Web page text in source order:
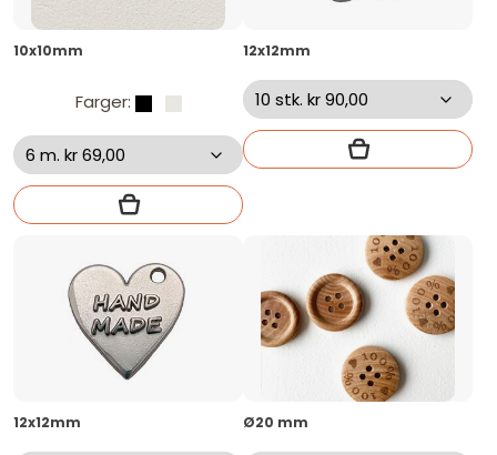
10x10mm
Farger:
12x12mm
12x12mm Ø20 mm